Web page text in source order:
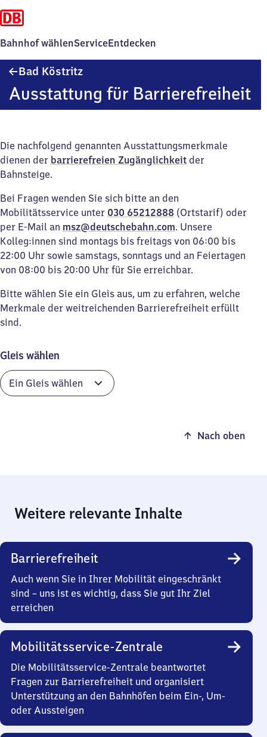
Bahnhof wählenServiceEntdecken
Bad Köstritz
Köstritz
Ausstattung für Barrierefreiheit
Die nachfolgend genannten Ausstattungsmerkmale
dienen der barrierefreien Zugänglichkeit der
Bahnsteige.
Bei Fragen wenden Sie sich bitte an den
Mobilitätsservice unter 030 65212888 (Ortstarif) oder
per E-Mail an msz@deutschebahn.com. Unsere
Kolleg:innen sind montags bis freitags von 06:00 bis
22:00 Uhr sowie samstags, sonntags und an Feiertagen
von 08:00 bis 20:00 Uhr für Sie erreichbar.
Bitte wählen Sie ein Gleis aus, um zu erfahren, welche
Merkmale der weitreichenden Barrierefreiheit erfüllt
sind.
Gleis wählen
Nach oben
Weitere relevante Inhalte
Barrierefreiheit
Auch wenn Sie in Ihrer Mobilität eingeschränkt
sind – uns ist es wichtig, dass Sie gut Ihr Ziel
erreichen
Mobilitätsservice-Zentrale
Die Mobilitätsservice-Zentrale beantwortet
Fragen zur Barrierefreiheit und organisiert
Unterstützung an den Bahnhöfen beim Ein-, Um-
oder Aussteigen